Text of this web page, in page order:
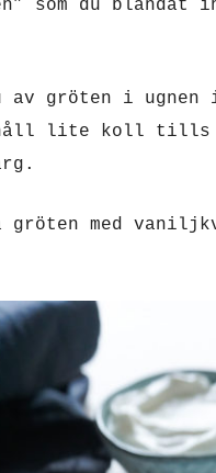
som du blandat
av gröten i
lite koll tills
gröten med